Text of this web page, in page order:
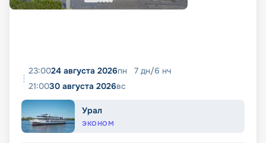
23:0024 августа 2026пн 7 дн/6 нч
21:0030 августа 2026вс
Урал
ЭКОНОМ